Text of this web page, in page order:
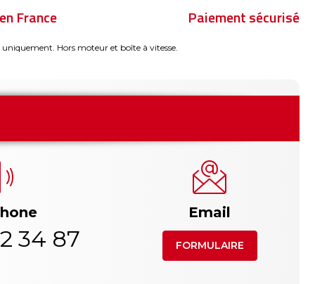
France Paiement sécurisé
Hors moteur et boîte à vitesse.
34 87
Email
FORMULAIRE